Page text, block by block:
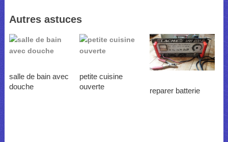
Autres astuces
salle de bain avec
douche
petite cuisine
ouverte
reparer batterie